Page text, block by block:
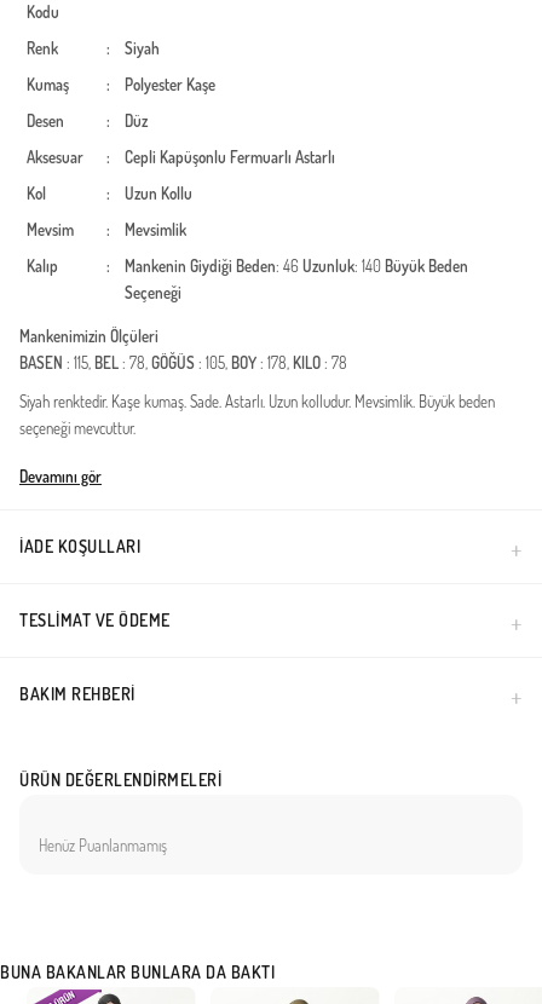
Kodu
Renk :
Siyah
Kumaş
: Polyester Kaşe
Desen
:
Düz
Aksesuar
: Cepli Kapüşonlu Fermuarlı Astarlı
Kol
:
Uzun Kollu
Mevsim
:
Mevsimlik
Kalıp
: Mankenin Giydiği Beden: 46Uzunluk: 140 Büyük Beden
Seçeneği
Mankenimizin Ölçüleri
BASEN : 115, BEL: 78,GÖĞÜS: 105, BOY: 178, KILO: 78
Siyah renktedir. Kaşe kumaş. Sade. Astarlı. Uzun kolludur. Mevsimlik. Büyük beden
seçeneği mevcuttur.
Türkiye'de üretilmiştir.
Devamını gör
İADE KOŞULLARI
TESLIMAT VE ÖDEME
BAKIM REHBERI
ÜRÜN DEĞERLENDIRMELERI
Henüz Puanlanmamış
BUNA BAKANLAR BUNLARA DA BAKTI